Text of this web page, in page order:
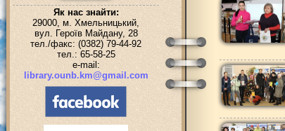
Як нас знайти:
29000, м. Хмельницький,
вул. Героїв Майдану, 28
тел./факс: (0382) 79-44-92
тел.: 65-58-25
e-mail:
library.ounb.km@gmail.com